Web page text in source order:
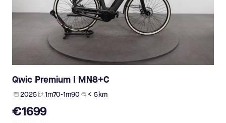
Qwic Premium I MN8+C
2025 1m70-1m90 < 5 km
€1699